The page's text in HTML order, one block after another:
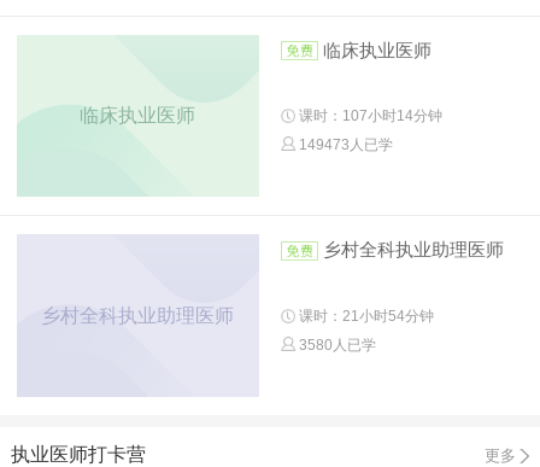
临床执业医师
临床执业医师
课时：107小时14分钟
149473人已学
乡村全科执业助理医师
乡村全科执业助理医师
课时：21小时54分钟
3580人已学
执业医师打卡营 更多